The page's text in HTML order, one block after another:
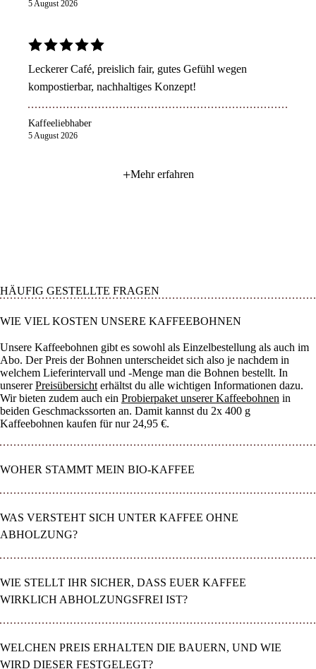
5 August 2026
Leckerer Café, preislich fair, gutes Gefühl wegen
kompostierbar, nachhaltiges Konzept!
Kaffeeliebhaber
5 August 2026
+Mehr erfahren
HÄUFIG GESTELLTE FRAGEN
WIE VIEL KOSTEN UNSERE KAFFEEBOHNEN
Unsere Kaffeebohnen gibt es sowohl als Einzelbestellung als auch im
Abo. Der Preis der Bohnen unterscheidet sich also je nachdem in
welchem Lieferintervall und -Menge man die Bohnen bestellt. In
unsererPreisübersicht erhältst du alle wichtigen Informationen dazu.
Wir bieten zudem auch ein Probierpaket unserer Kaffeebohnen in
beiden Geschmackssorten an. Damit kannst du 2x 400 g
Kaffeebohnen kaufen für nur 24,95 €.
WOHER STAMMT MEIN BIO-KAFFEE
WAS VERSTEHT SICH UNTER KAFFEE OHNE
ABHOLZUNG?
WIE STELLT IHR SICHER, DASS EUER KAFFEE
WIRKLICH ABHOLZUNGSFREI IST?
WELCHEN PREIS ERHALTEN DIE BAUERN, UND WIE
WIRD DIESER FESTGELEGT?